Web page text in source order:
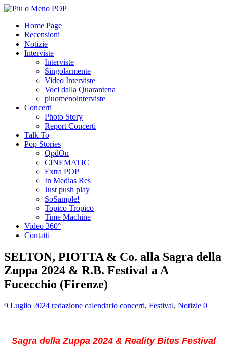
Home Page
Recensioni
Notizie
Interviste
Interviste
Singolarmente
Video Interviste
Voci dalla Quarantena
piuomenointerviste
Concerti
Photo Story
Report Concerti
Talk To
Pop Stories
QpdOn
CINEMATIC
Extra POP
In Medias Res
Just push play
SoSample!
Topico Tropico
Time Machine
Video 360°
Contatti
SELTON, PIOTTA & Co. alla Sagra della
Zuppa 2024 & R.B. Festival a A
Fucecchio (Firenze)
9 Luglio 2024 redazione calendario concerti, Festival, Notizie 0
Sagra della Zuppa 2024 & Reality Bites Festival